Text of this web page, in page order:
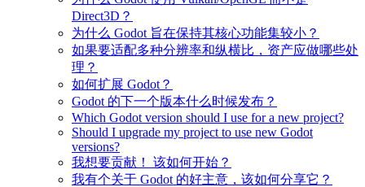
Direct3D？
为什么 Godot 旨在保持其核心功能集较小？
如果要适配多种分辨率和纵横比，资产应做哪些处
理？
如何扩展 Godot？
Godot 的下一个版本什么时候发布？
Which Godot version should I use for a new project?
Should I upgrade my project to use new Godot
versions?
我想要贡献！ 该如何开始？
我有个关于 Godot 的好主意，该如何分享它？